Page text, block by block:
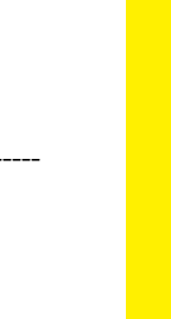
ｰｰｰ